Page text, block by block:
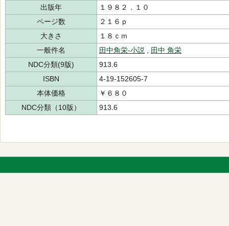
出版年
１９８２．１０
ページ数
２１６ｐ
大きさ
１８ｃｍ
一般件名
田中角栄-小説
田中 角栄
NDC分類(9版)
913.6
ISBN
4-19-152605-7
本体価格
￥６８０
NDC分類（10版）
913.6